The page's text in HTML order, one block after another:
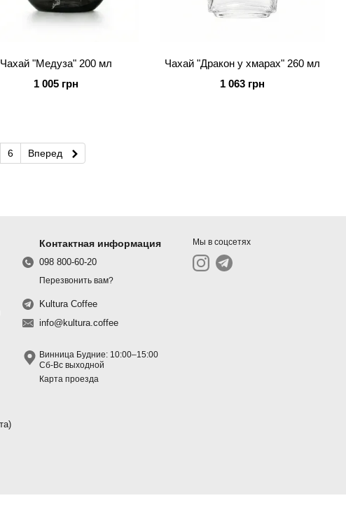
Чахай "Медуза" 200 мл
1 005 грн
Чахай "Дракон у хмарах" 260 мл
1 063 грн
6 Вперед
Контактная информация
098 800-60-20
Перезвонить вам?
Kultura Coffee
info@kultura.coffee
Винница Будние: 10:00–15:00
Сб-Вс выходной
Карта проезда
Мы в соцсетях